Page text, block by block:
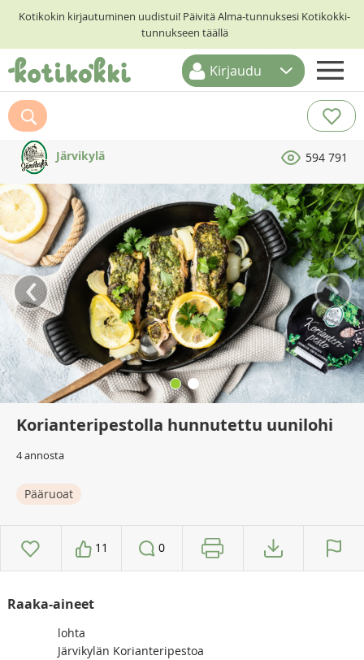
Kotikokin kirjautuminen uudistui! Päivitä Alma-tunnuksesi Kotikokki-
tunnukseen täällä
ETUSIVU
RESEPTIHAKU
RUOKATEEMAT
KESKUSTELUT
KOTIKOKIT
Kirjaudu
Järvikylä 594 791
‹ ›
Korianteripestolla hunnutettu uunilohi
4 annosta
Pääruoat
11 0
Raaka-aineet
lohta
Järvikylän Korianteripestoa